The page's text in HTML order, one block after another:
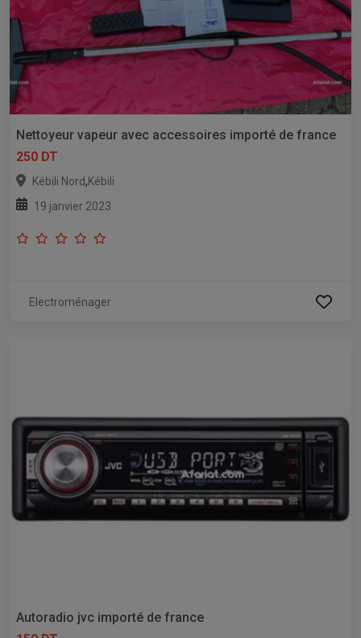
Nettoyeur vapeur avec accessoires importé de france
250 DT
Kébili Nord,Kébili
19 janvier 2023
Electroménager
Autoradio jvc importé de france